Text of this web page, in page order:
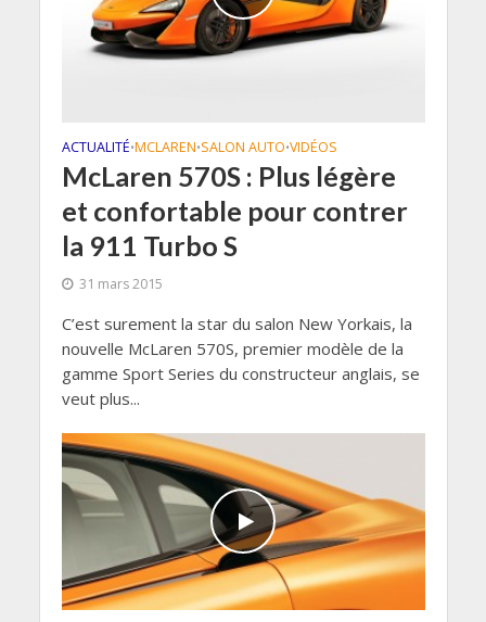
ACTUALITÉ•MCLAREN•SALON AUTO•VIDÉOS
McLaren 570S : Plus légère
et confortable pour contrer
la 911 Turbo S
31 mars 2015
C’est surement la star du salon New Yorkais, la
nouvelle McLaren 570S, premier modèle de la
gamme Sport Series du constructeur anglais, se
veut plus...